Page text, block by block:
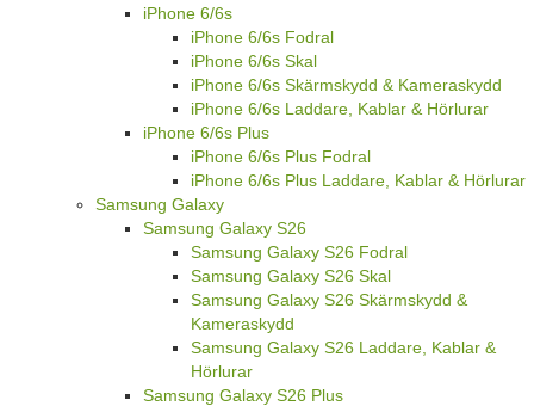
iPhone 6/6s
iPhone 6/6s Fodral
iPhone 6/6s Skal
iPhone 6/6s Skärmskydd & Kameraskydd
iPhone 6/6s Laddare, Kablar & Hörlurar
iPhone 6/6s Plus
iPhone 6/6s Plus Fodral
iPhone 6/6s Plus Laddare, Kablar & Hörlurar
Samsung Galaxy
Samsung Galaxy S26
Samsung Galaxy S26 Fodral
Samsung Galaxy S26 Skal
Samsung Galaxy S26 Skärmskydd &
Kameraskydd
Samsung Galaxy S26 Laddare, Kablar &
Hörlurar
Samsung Galaxy S26 Plus